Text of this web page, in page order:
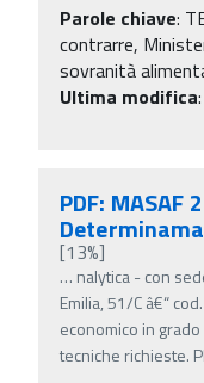
Parole chiave:
contrarre,
sovranità
Ultima modifica:
PDF: MASAF
[13%]
… nalytica - con
Emilia, 51/C â€“
economico in
tecniche richieste.